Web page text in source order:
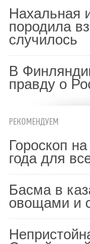
Нахальная
породила
случилось
В
правду о
РЕКОМЕНДУЕМ
Гороскоп
года для
Басма в
овощами и